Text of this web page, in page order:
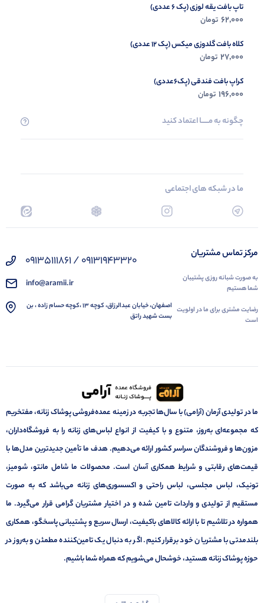
تاپ بافت یقه لوزی (پک 6 عددی)
62,000 تومان
کلاه بافت گلدوزی میکس (پک 12 عددی)
27,000 تومان
کراپ بافت فندقی (پک6عددی)
196,000 تومان
چگونه به مــــــا اعتماد کنید
ما در شبکه های اجتماعی
مرکز تماس مشتریان
به صورت شبانه روزی پشتیبان
شما هستیم
رضایت مشتری برای ما در اولویت
است
09131943320 / 09135111861
info@aramii.ir
اصفهان، خیابان عبدالرزاق، کوچه 13 ،کوچه حسام زاده ، بن
بست شهید راتق
ما در تولیدی آرمان (آرامی) با سال‌ها تجربه در زمینه عمده‌فروشی پوشاک زنانه، مفتخریم
که مجموعه‌ای به‌روز، متنوع و با کیفیت از انواع لباس‌های زنانه را به فروشگاه‌داران،
مزون‌ها و فروشندگان سراسر کشور ارائه می‌دهیم. هدف ما تأمین جدیدترین مدل‌ها با
قیمت‌های رقابتی و شرایط همکاری آسان است. محصولات ما شامل مانتو، شومیز،
تونیک، لباس مجلسی، لباس راحتی و اکسسوری‌های زنانه می‌باشد که به صورت
مستقیم از تولیدی و واردات تامین شده و در اختیار مشتریان گرامی قرار می‌گیرد. ما
همواره در تلاشیم تا با ارائه کالاهای باکیفیت، ارسال سریع و پشتیبانی پاسخگو، همکاری
بلندمدتی با مشتریان خود برقرار کنیم. اگر به دنبال یک تامین‌کننده مطمئن و به‌روز در
حوزه پوشاک زنانه هستید، خوشحال می‌شویم که همراه شما باشیم.